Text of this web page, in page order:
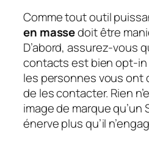
Comme tout outil
en massedoit être
D’abord, assurez-vous
contacts est bien opt-in
les personnes vous ont
de les contacter. Rien
image de marque qu’un
énerve plus qu’il